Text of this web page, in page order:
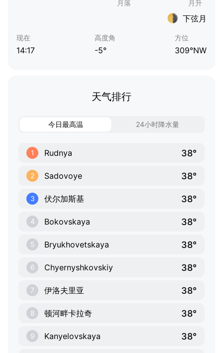
下弦月
现在
14:17
高度角
-5°
方位
309°NW
天气排行
今日最高温 24小时降水量
1 Rudnya 38°
2 Sadovoye 38°
3 伏尔加斯基 38°
4 Bokovskaya 38°
5 Bryukhovetskaya 38°
6 Chyernyshkovskiy 38°
7 伊洛夫里亚 38°
8 顿河畔卡拉奇 38°
9 Kanyelovskaya 38°